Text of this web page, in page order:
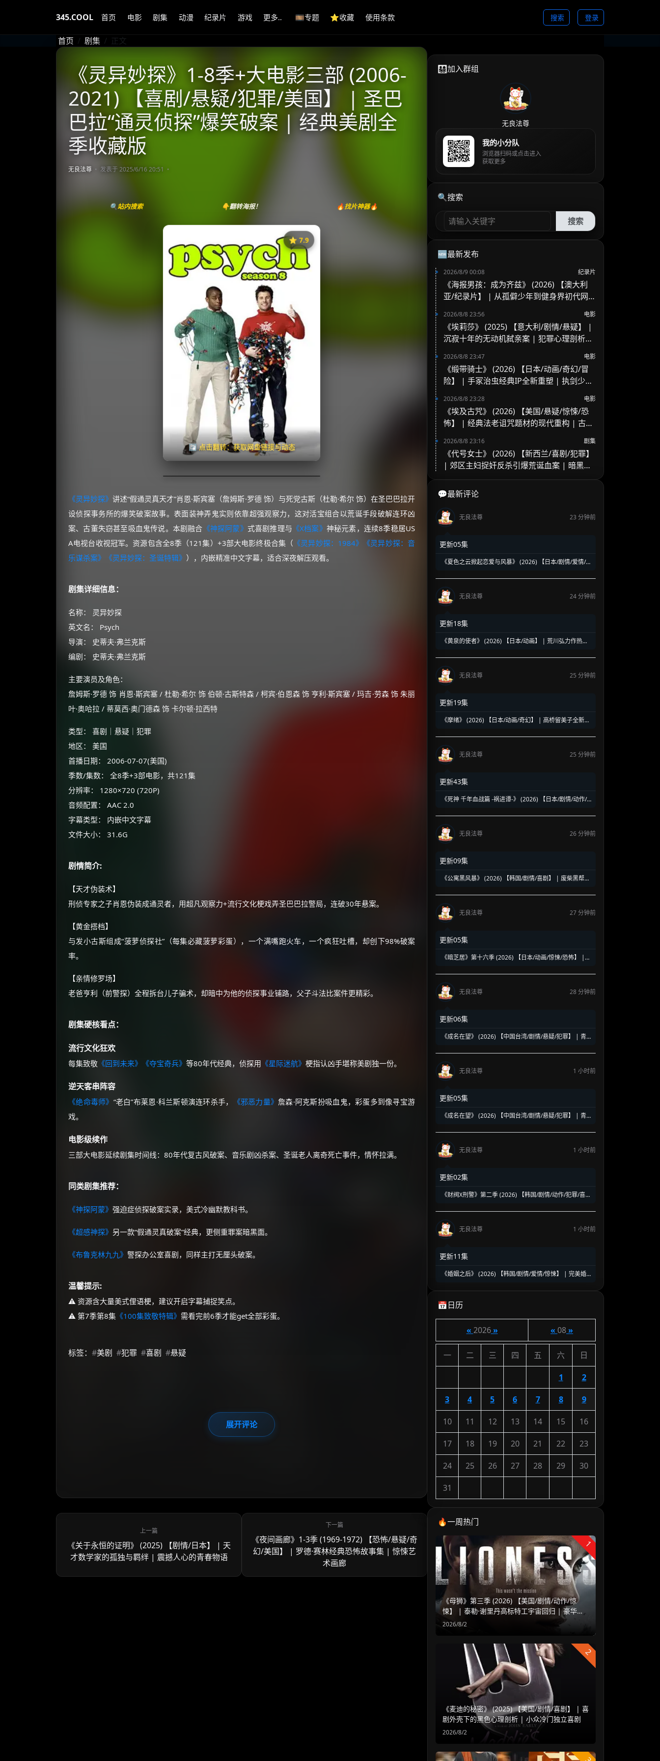
345.COOL 首页 电影 剧集 动漫 纪录片 游戏 更多.. 🎞️专题 ⭐️收藏 使用条款 搜索 登录
首页 剧集 正文
《灵异妙探》1-8季+大电影三部 (2006-
2021) 【喜剧/悬疑/犯罪/美国】 | 圣巴
巴拉“通灵侦探”爆笑破案 | 经典美剧全
季收藏版
无良法尊 发表于 2025/6/16 20:51
🔍站内搜索 👇翻转海报！ 🔥找片神器🔥
⭐️ 7.9
🔄 点击翻转：获取网盘链接与动态
《灵异妙探》
⭐
收藏
⭐️ 评分：7.9 | 🎬 2006年
✅ 已完结
失效请反馈
🧧️
天天领红包
《灵异妙探》讲述“假通灵真天才”肖恩·斯宾塞（詹姆斯·罗德 饰）与死党古斯（杜勒·希尔 饰）在圣巴巴拉开
设侦探事务所的爆笑破案故事。表面装神弄鬼实则依靠超强观察力，这对活宝组合以荒诞手段破解连环凶
案、古董失窃甚至吸血鬼传说。本剧融合 《神探阿蒙》 式喜剧推理与 《X档案》 神秘元素，连续8季稳居US
A电视台收视冠军。资源包含全8季（121集）+3部大电影终极合集（ 《灵异妙探：1984》
《灵异妙探：音
乐谋杀案》
《灵异妙探：圣诞特辑》 ），内嵌精准中文字幕，适合深夜解压观看。
剧集详细信息：
名称： 灵异妙探
英文名： Psych
导演： 史蒂夫·弗兰克斯
编剧： 史蒂夫·弗兰克斯
主要演员及角色：
詹姆斯·罗德 饰 肖恩·斯宾塞 / 杜勒·希尔 饰 伯顿·古斯特森 / 柯宾·伯恩森 饰 亨利·斯宾塞 / 玛吉·劳森 饰 朱丽
叶·奥哈拉 / 蒂莫西·奥门德森 饰 卡尔顿·拉西特
类型： 喜剧｜悬疑｜犯罪
地区： 美国
首播日期： 2006-07-07(美国)
季数/集数： 全8季+3部电影，共121集
分辨率： 1280×720 (720P)
音频配置： AAC 2.0
字幕类型： 内嵌中文字幕
文件大小： 31.6G
剧情简介:
【天才伪装术】
刑侦专家之子肖恩伪装成通灵者，用超凡观察力+流行文化梗戏弄圣巴巴拉警局，连破30年悬案。
【黄金搭档】
与发小古斯组成“菠萝侦探社”（每集必藏菠萝彩蛋），一个满嘴跑火车，一个疯狂吐槽，却创下98%破案
率。
【亲情修罗场】
老爸亨利（前警探）全程拆台儿子骗术，却暗中为他的侦探事业铺路，父子斗法比案件更精彩。
剧集硬核看点：
流行文化狂欢
每集致敬 《回到未来》 《夺宝奇兵》 等80年代经典，侦探用 《星际迷航》 梗指认凶手堪称美剧独一份。
逆天客串阵容
《绝命毒师》 “老白”布莱恩·科兰斯顿演连环杀手， 《邪恶力量》詹森·阿克斯扮吸血鬼，彩蛋多到像寻宝游
戏。
电影级续作
三部大电影延续剧集时间线：80年代复古风破案、音乐剧凶杀案、圣诞老人离奇死亡事件，情怀拉满。
同类剧集推荐：
《神探阿蒙》 强迫症侦探破案实录，美式冷幽默教科书。
《超感神探》 另一款“假通灵真破案”经典，更侧重罪案暗黑面。
《布鲁克林九九》 警探办公室喜剧，同样主打无厘头破案。
温馨提示:
⚠️ 资源含大量美式俚语梗，建议开启字幕捕捉笑点。
⚠️ 第7季第8集 《100集致敬特辑》 需看完前6季才能get全部彩蛋。
标签： #美剧 #犯罪 #喜剧 #悬疑
展开评论
《关于永恒的证明》 (2025) 【剧情/日本】 | 天
才数学家的孤独与羁绊 | 震撼人心的青春物语
《夜间画廊》1-3季 (1969-1972) 【恐怖/悬疑/奇
幻/美国】 | 罗德·赛林经典恐怖故事集 | 惊悚艺
术画廊
👨‍👩‍👧‍👦加入群组
无良法尊
我的小分队
浏览器扫码或点击进入
获取更多
🔍搜索
搜索
🆕最新发布
2026/8/9 00:08 纪录片
《海报男孩：成为齐兹》 (2026) 【澳大利
亚/纪录片】 | 从孤僻少年到健身界初代网
2026/8/8 23:56 电影
《埃莉莎》 (2025) 【意大利/剧情/悬疑】 |
沉寂十年的无动机弑亲案 | 犯罪心理剖析与
2026/8/8 23:47 电影
《缎带骑士》 (2026) 【日本/动画/奇幻/冒
险】 | 手冢治虫经典IP全新重塑 | 执剑少女
2026/8/8 23:28 电影
《埃及古咒》 (2026) 【美国/悬疑/惊悚/恐
怖】 | 经典法老诅咒题材的现代重构 | 古老
2026/8/8 23:16 剧集
《代号女士》 (2026) 【新西兰/喜剧/犯罪】
| 郊区主妇捉奸反杀引爆荒诞血案 | 暗黑黑
💬最新评论
无良法尊 23 分钟前
更新05集
《夏色之云掀起恋爱与风暴》 (2026) 【日本/剧情/爱情/同
甜青春风暴
无良法尊
24 分钟前
更新18集
《黄泉的使者》 (2026) 【日本/动画】 | 荒川弘力作热血
无良法尊 25 分钟前
更新19集
《摩绪》 (2026) 【日本/动画/奇幻】 | 高桥留美子全新奇
无良法尊 25 分钟前
更新43集
《死神 千年血战篇 -祸进谭-》 (2026) 【日本/剧情/动作/
配终章
无良法尊
26 分钟前
更新09集
《公寓黑风暴》 (2026) 【韩国/剧情/喜剧】 | 废柴黑帮与
千》
无良法尊
27 分钟前
更新05集
《暗芝居》第十六季 (2026) 【日本/动画/惊悚/恐怖】 |
无良法尊 28 分钟前
更新06集
《成名在望》 (2026) 【中国台湾/剧情/悬疑/犯罪】 | 青
无良法尊 1 小时前
更新05集
《成名在望》 (2026) 【中国台湾/剧情/悬疑/犯罪】 | 青
无良法尊 1 小时前
更新02集
《财阀X刑警》第二季 (2026) 【韩国/剧情/动作/犯罪/喜
碰撞
无良法尊
1 小时前
更新11集
《婚姻之后》 (2026) 【韩国/剧情/爱情/惊悚】 | 完美婚
📅日历
« 2026» « 08»
一 二 三 四 五 六 日
1 2
3 4 5 6 7 8 9
10 11 12 13 14 15 16
17 18 19 20 21 22 23
24 25 26 27 28 29 30
31
🔥一周热门
1
《母狮》第三季 (2026) 【美国/剧情/动作/惊
悚】 | 泰勒·谢里丹高标特工宇宙回归 | 豪华阵
容延续高水准硬核谍战
2026/8/2
2
《麦迪的秘密》 (2025) 【美国/剧情/喜剧】 | 喜
剧外壳下的黑色心理剖析 | 小众冷门独立喜剧
2026/8/2
☕